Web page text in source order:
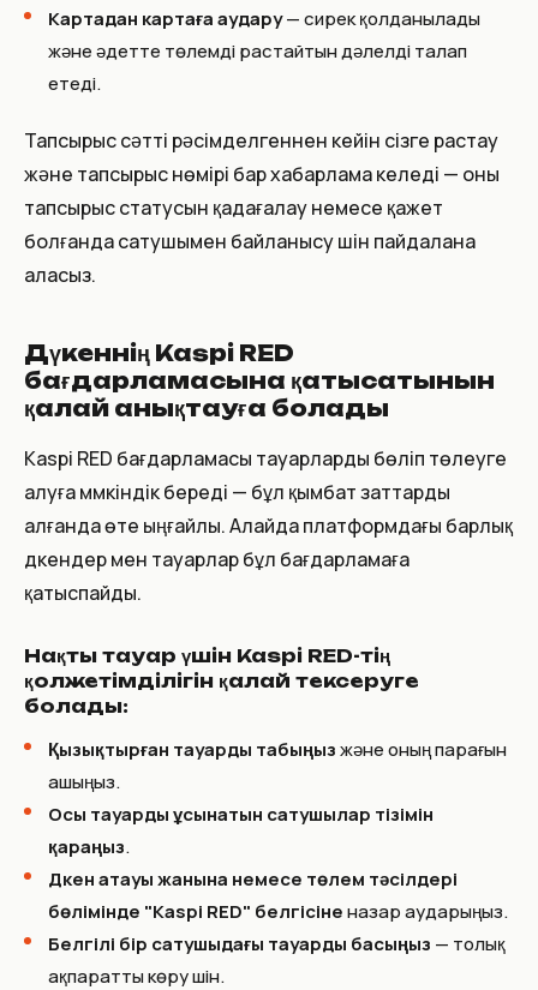
Картадан картаға аудару— сирек қолданылады
және әдетте төлемді растайтын дәлелді талап
етеді.
Тапсырыс сәтті рәсімделгеннен кейін сізге растау
және тапсырыс нөмірі бар хабарлама келеді — оны
тапсырыс статусын қадағалау немесе қажет
болғанда сатушымен байланысу үшін пайдалана
аласыз.
Дүкеннің Kaspi RED
бағдарламасына қатысатынын
қалай анықтауға болады
Kaspi RED бағдарламасы тауарларды бөліп төлеуге
алуға мүмкіндік береді — бұл қымбат заттарды
алғанда өте ыңғайлы. Алайда платформдағы барлық
дүкендер мен тауарлар бұл бағдарламаға
қатыспайды.
Нақты тауар үшін Kaspi RED-тің
қолжетімділігін қалай тексеруге
болады:
Қызықтырған тауарды табыңызжәне оның парағын
ашыңыз.
Осы тауарды ұсынатын сатушылар тізімін
қараңыз.
Дүкен атауы жанына немесе төлем тәсілдері
бөлімінде "Kaspi RED" белгісіненазар аударыңыз.
Белгілі бір сатушыдағы тауарды басыңыз — толық
ақпаратты көру үшін.